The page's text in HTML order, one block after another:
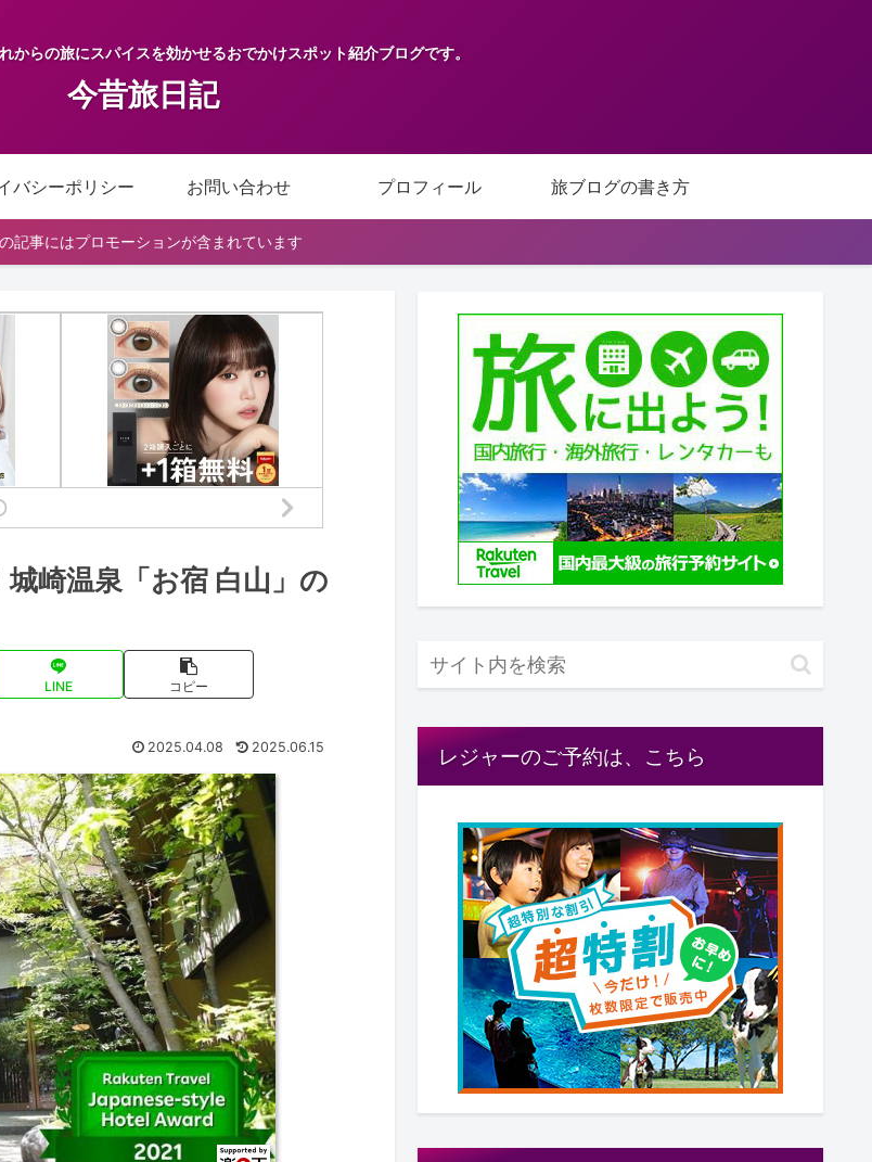
からの旅にスパイスを効かせるおでかけスポット紹介ブログです。
今昔旅日記
バシーポリシー お問い合わせ プロフィール 旅ブログの書き方
記事にはプロモーションが含まれています
崎温泉「お宿 白山」の
LINE コピー
2025.04.08 2025.06.15 レジャーのご予約は、こちら